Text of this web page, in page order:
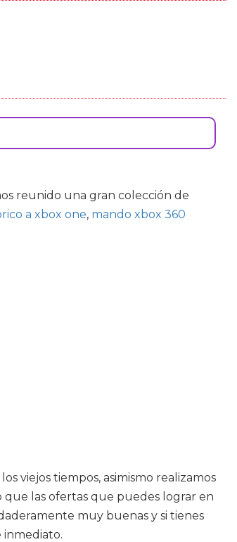
reunido una gran colección de
a xbox one, mando xbox 360
viejos tiempos, asimismo realizamos
que las ofertas que puedes lograr en
muy buenas y si tienes
inmediato.